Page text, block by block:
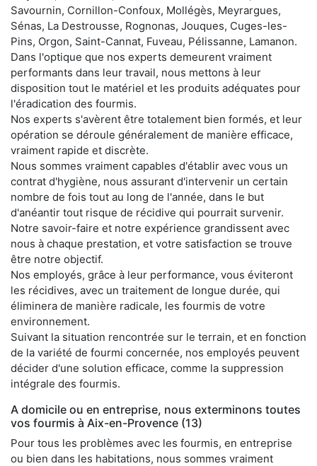
Savournin, Cornillon-Confoux, Mollégès, Meyrargues,
Sénas, La Destrousse, Rognonas, Jouques, Cuges-les-
Pins, Orgon, Saint-Cannat, Fuveau, Pélissanne, Lamanon.
Dans l'optique que nos experts demeurent vraiment
performants dans leur travail, nous mettons à leur
disposition tout le matériel et les produits adéquates pour
l'éradication des fourmis.
Nos experts s'avèrent être totalement bien formés, et leur
opération se déroule généralement de manière efficace,
vraiment rapide et discrète.
Nous sommes vraiment capables d'établir avec vous un
contrat d'hygiène, nous assurant d'intervenir un certain
nombre de fois tout au long de l'année, dans le but
d'anéantir tout risque de récidive qui pourrait survenir.
Notre savoir-faire et notre expérience grandissent avec
nous à chaque prestation, et votre satisfaction se trouve
être notre objectif.
Nos employés, grâce à leur performance, vous éviteront
les récidives, avec un traitement de longue durée, qui
éliminera de manière radicale, les fourmis de votre
environnement.
Suivant la situation rencontrée sur le terrain, et en fonction
de la variété de fourmi concernée, nos employés peuvent
décider d'une solution efficace, comme la suppression
intégrale des fourmis.
A domicile ou en entreprise, nous exterminons toutes
vos fourmis à Aix-en-Provence (13)
Pour tous les problèmes avec les fourmis, en entreprise
ou bien dans les habitations, nous sommes vraiment